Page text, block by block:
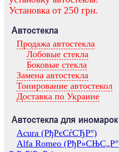
Установка от 250 грн.
Автостекла
Продажа автостекла
Лобовые стекла
Боковые стекла
Замена автостекла
Тонирование автостекол
Доставка по Украине
Автостекла для иномарок
Acura (РђРєСѓСЂР°)
Alfa Romeo (РђР»СЊС„Р°